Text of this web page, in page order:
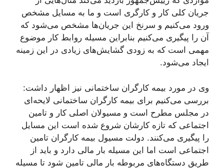
جریان کلی کار و کارگری است و ما به مسايل مشخص
ورود می‌کنیم و سرنخ این جریان‌ها مشخص می‌شود که
آن را پیگیری می‌کنیم بنابراین مسيله روابط کار موضوع
مهمی است که به زودی گشایش‌های زیادی در این زمینه
ایجاد می‌شود.
وی در مورد بیمه کارگران ساختمانی نیز اظهار داشت:
بررسی می‌کنیم برای بیمه کارگران ساختمانی لایحه‌ای
در مجلس مطرح است و مسيولان اصلی کار و تامین
اجتماعی که تازه کارشان شروع شده است این مسايل
را پیگیری می‌‌کنند. دولت مسيول بیمه کارگران تامین
اجتماعی است اما این مسيله بار مالی دارد و باید از
طریق دستگاه‌های مربوطه بار مالی تامین شود تا مسيله